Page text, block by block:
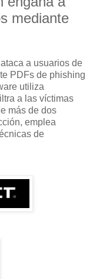
mediante
a usuarios de
PDFs de phishing
utiliza
a las víctimas
más de dos
emplea
de